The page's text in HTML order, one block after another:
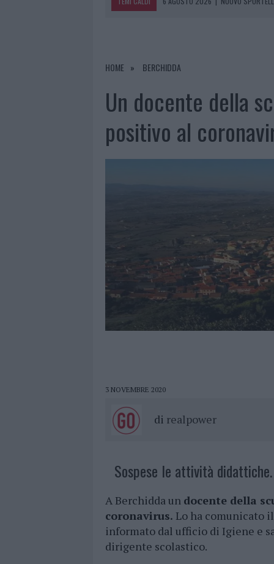
6 AGOSTO 2026 | LETTINI E ARREDI ABUSIVI SULLA
6 AGOSTO 2026
È MORTO FRANCESCO GUCCINI,
HOME BERCHIDDA
Un docente della
positivo al
3 NOVEMBRE 2020
di realpower
Sospese le attività didattiche.
A Berchidda un docente della
coronavirus. Lo ha comunicato
informato dal ufficio di Igiene e
dirigente scolastico.